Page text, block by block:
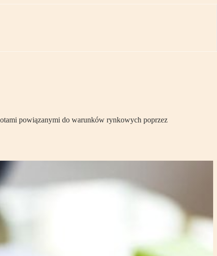
powiązanymi do warunków rynkowych poprzez